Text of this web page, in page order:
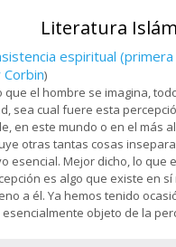
Literatura
espiritual
)
que el hombre se imagina,
sea cual fuere esta
en este mundo o en el más
otras tantas cosas
esencial. Mejor dicho, lo que
es algo que existe en sí
a él. Ya hemos tenido
objeto de la